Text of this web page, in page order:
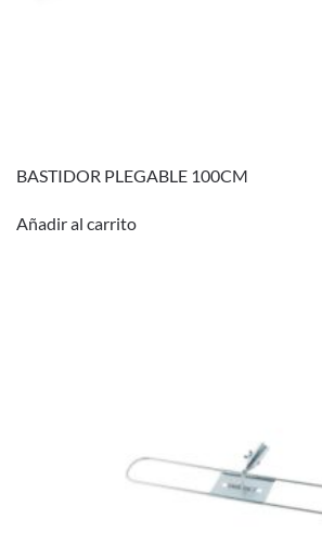
BASTIDOR PLEGABLE 100CM
Añadir al carrito